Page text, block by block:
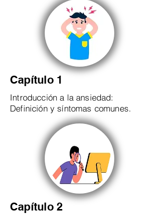
Capítulo 1
Introducción a la ansiedad:
Definición y síntomas comunes.
Capítulo 2